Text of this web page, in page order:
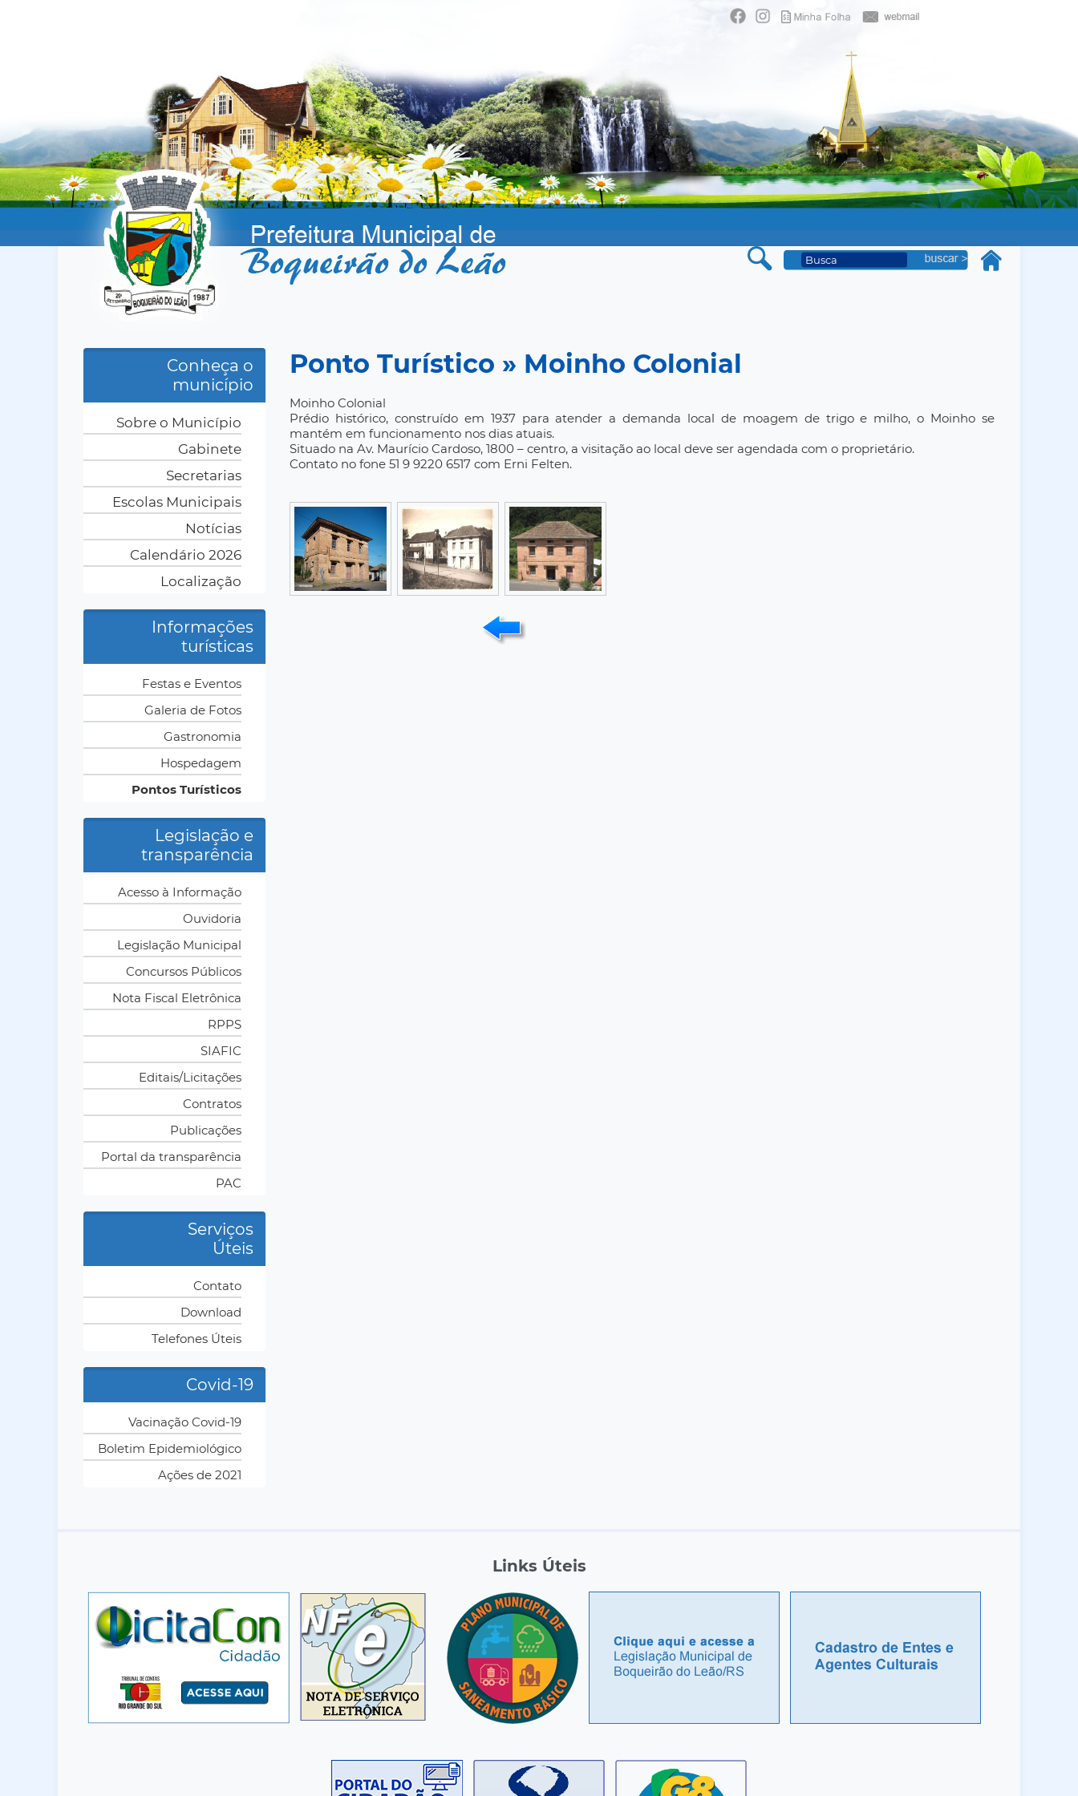
Conheça o
município
Sobre o Município
Gabinete
Secretarias
Escolas Municipais
Notícias
Calendário 2026
Localização
Informações
turísticas
Festas e Eventos
Galeria de Fotos
Gastronomia
Hospedagem
Pontos Turísticos
Legislação e
transparência
Acesso à Informação
Ouvidoria
Legislação Municipal
Concursos Públicos
Nota Fiscal Eletrônica
RPPS
SIAFIC
Editais/Licitações
Contratos
Publicações
Portal da transparência
PAC
Serviços
Úteis
Contato
Download
Telefones Úteis
Covid-19
Vacinação Covid-19
Boletim Epidemiológico
Ações de 2021
Ponto Turístico » Moinho Colonial
Moinho Colonial
Prédio histórico, construído em 1937 para atender a demanda local de moagem de trigo e milho, o Moinho se
mantém em funcionamento nos dias atuais.
Situado na Av. Maurício Cardoso, 1800 – centro, a visitação ao local deve ser agendada com o proprietário.
Contato no fone 51 9 9220 6517 com Erni Felten.
Links Úteis